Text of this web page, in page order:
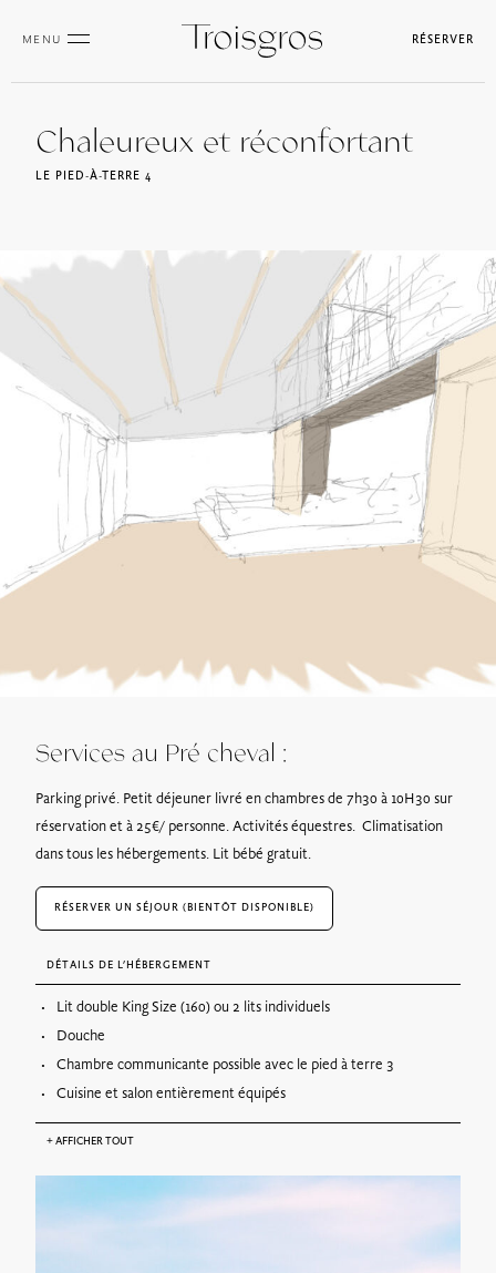
MENU RÉSERVER
Chaleureux et réconfortant
LE PIED-À-TERRE 4
Services au Pré cheval :
Parking privé. Petit déjeuner livré en chambres de 7h30 à 10H30 sur
réservation et à 25€/ personne. Activités équestres. Climatisation
dans tous les hébergements. Lit bébé gratuit.
RÉSERVER UN SÉJOUR (BIENTÔT DISPONIBLE)
DÉTAILS DE L’HÉBERGEMENT
Lit double King Size (160) ou 2 lits individuels
Douche
Chambre communicante possible avec le pied à terre 3
Cuisine et salon entièrement équipés
+AFFICHER TOUT